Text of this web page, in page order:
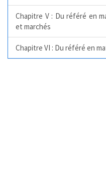
Chapitre V : Du référé en
et marchés
Chapitre VI : Du référé en